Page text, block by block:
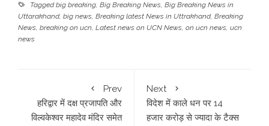
Taggedbig breaking, Big Breaking News, Big Breaking News in
Uttarakhand, big news, Breaking latest News in Uttrakhand, Breaking
News, breaking on ucn, Latest news on UCN News, on ucn news, ucn
news
Prev
हरिद्वार में दक्ष प्रजापति और
विल्वकेश्वर महादेव मंदिर समेत
Next
विदेश में काले धन पर 14
हजार करोड़ से ज्यादा के टैक्स